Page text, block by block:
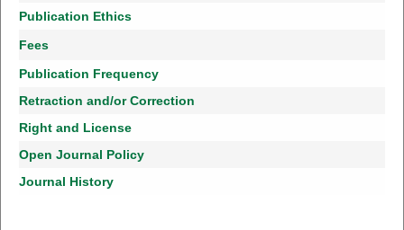
Publication Ethics
Fees
Publication Frequency
Retraction and/or Correction
Right and License
Open Journal Policy
Journal History